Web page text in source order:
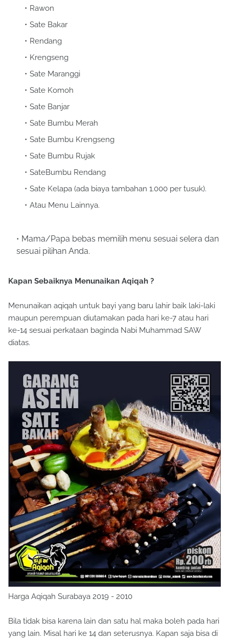
Rawon
Sate Bakar
Rendang
Krengseng
Sate Maranggi
Sate Komoh
Sate Banjar
Sate Bumbu Merah
Sate Bumbu Krengseng
Sate Bumbu Rujak
SateBumbu Rendang
Sate Kelapa (ada biaya tambahan 1.000 per tusuk).
Atau Menu Lainnya.
Mama/Papa bebas memilih menu sesuai selera dan
sesuai pilihan Anda.
Kapan Sebaiknya Menunaikan Aqiqah ?
Menunaikan aqiqah untuk bayi yang baru lahir baik laki-laki
maupun perempuan diutamakan pada hari ke-7 atau hari
ke-14 sesuai perkataan baginda Nabi Muhammad SAW
diatas.
Harga Aqiqah Surabaya 2019 - 2010
Bila tidak bisa karena lain dan satu hal maka boleh pada hari
yang lain. Misal hari ke 14 dan seterusnya. Kapan saja bisa di